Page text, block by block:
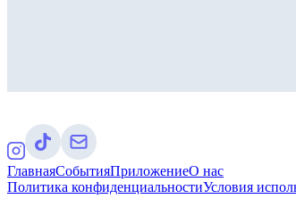
ГлавнаяСобытияПриложениеО нас
Политика конфиденциальностиУсловия